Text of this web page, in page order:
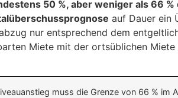
50 %, aber weniger als 66
auf Dauer ein
nur entsprechend dem
Miete mit der ortsüblichen
muss die Grenze von 66 %